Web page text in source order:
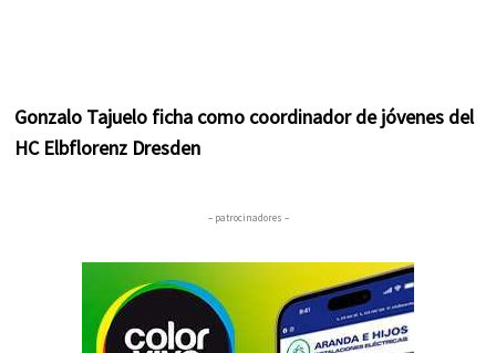
Gonzalo Tajuelo ficha como coordinador de jóvenes del
HC Elbflorenz Dresden
– patrocinadores –